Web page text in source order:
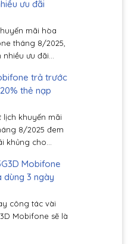
ưu đãi
mãi hòa
tháng 8/2025,
ưu đãi...
trả trước
thẻ nạp
lịch khuyến mãi
8/2025 đem
khủng cho...
Mobifone
dùng 3 ngày
công tác vài
Mobifone sẽ là